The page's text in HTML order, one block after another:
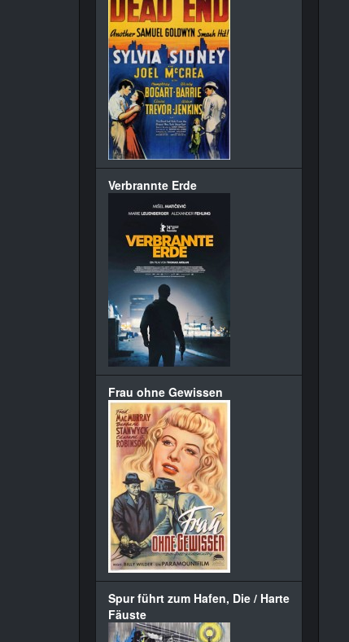
Verbrannte Erde
Frau ohne Gewissen
Spur führt zum Hafen, Die / Harte
Fäuste